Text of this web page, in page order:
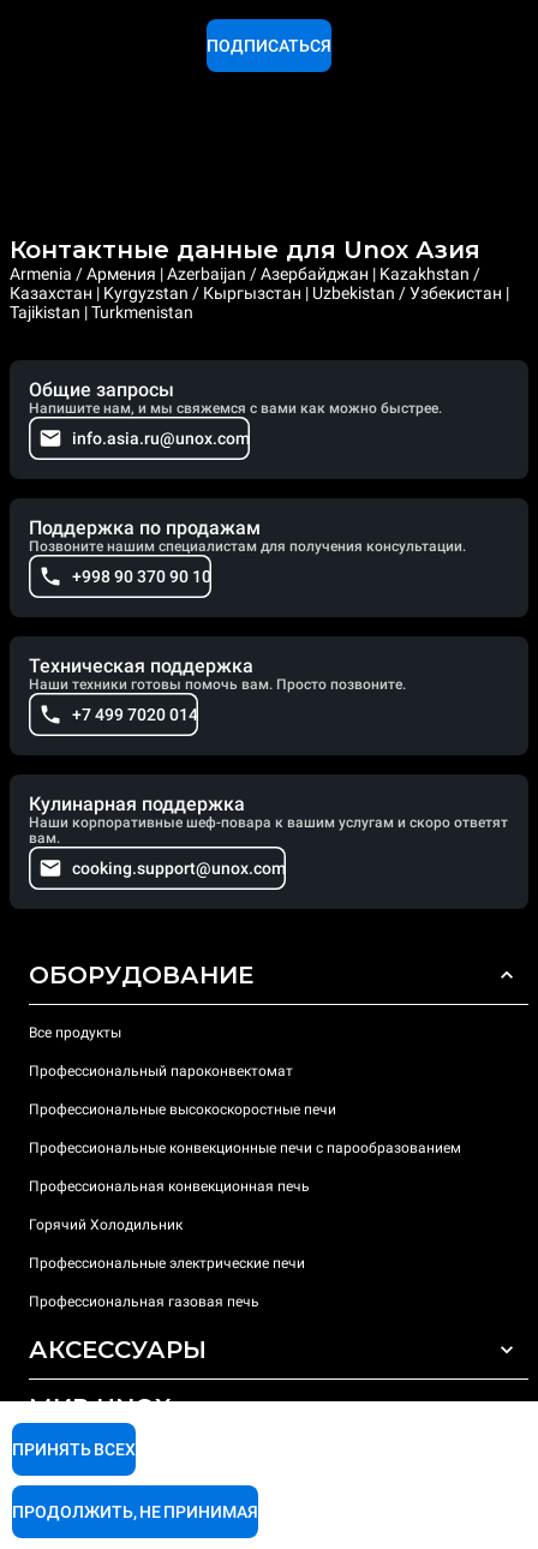
ПОДПИСАТЬСЯ
Контактные данные для Unox Азия
Armenia / Армения | Azerbaijan / Азербайджан | Kazakhstan /
Казахстан | Kyrgyzstan / Кыргызстан | Uzbekistan / Узбекистан |
Tajikistan | Turkmenistan
Общие запросы
Напишите нам, и мы свяжемся с вами как можно быстрее.
info.asia.ru@unox.com
Поддержка по продажам
Позвоните нашим специалистам для получения консультации.
+998 90 370 90 10
Техническая поддержка
Наши техники готовы помочь вам. Просто позвоните.
+7 499 7020 014
Кулинарная поддержка
Наши корпоративные шеф-повара к вашим услугам и скоро ответят
вам.
cooking.support@unox.com
ОБОРУДОВАНИЕ
Все продукты
Профессиональный пароконвектомат
Профессиональные высокоскоростные печи
Профессиональные конвекционные печи с парообразованием
Профессиональная конвекционная печь
Горячий Холодильник
Профессиональные электрические печи
Профессиональная газовая печь
АКСЕССУАРЫ
Моющие средства для автоматической мойки
Моющие средства для мойки вручную
Ионообменный фильтр
МИР UNOX
Наши офисы по всему миру
ПОДДЕРЖКА
Гарантия Unox
ПРИНЯТЬ ВСЕХ
ПРОДОЛЖИТЬ, НЕ ПРИНИМАЯ